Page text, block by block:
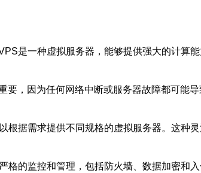
是一种虚拟服务器，能够提供强大的计算
，因为任何网络中断或服务器故障都可能
据需求提供不同规格的虚拟服务器。这种灵
格的监控和管理，包括防火墙、数据加密和